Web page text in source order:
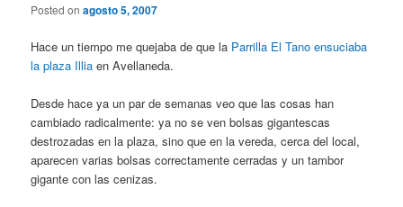
Posted onagosto 5, 2007
Hace un tiempo me quejaba de que la Parrilla El Tano ensuciaba
la plaza Illia en Avellaneda.
Desde hace ya un par de semanas veo que las cosas han
cambiado radicalmente: ya no se ven bolsas gigantescas
destrozadas en la plaza, sino que en la vereda, cerca del local,
aparecen varias bolsas correctamente cerradas y un tambor
gigante con las cenizas.